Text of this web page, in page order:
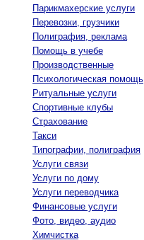
Парикмахерские услуги
Перевозки, грузчики
Полиграфия, реклама
Помощь в учебе
Производственные
Психологическая помощь
Ритуальные услуги
Спортивные клубы
Страхование
Такси
Типографии, полиграфия
Услуги связи
Услуги по дому
Услуги переводчика
Финансовые услуги
Фото, видео, аудио
Химчистка